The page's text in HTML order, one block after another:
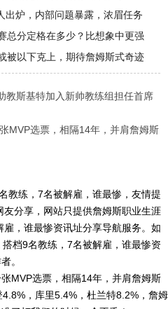
出炉，内部问题暴露，浓眉任务
总分定格在多少？比想象中更强
被以下克上，期待詹姆斯式奇迹
教斯基特加入新帅教练组担任首席
MVP选票，相隔14年，并肩詹姆斯
教练，7名被解雇，谁最惨，友情提
分享，网站只提供詹姆斯职业生涯
，谁最惨资讯址分享导航服务。如
档9名教练，7名被解雇，谁最惨资
。
MVP选票，相隔14年，并肩詹姆斯
，库里5.4%，杜兰特8.2%，詹姆